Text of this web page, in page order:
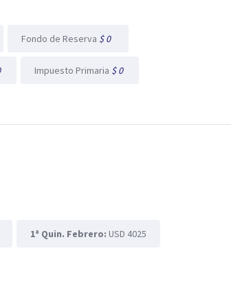
Fondo de Reserva $ 0
Impuesto Primaria $ 0
1ª Quin. Febrero: USD 4025